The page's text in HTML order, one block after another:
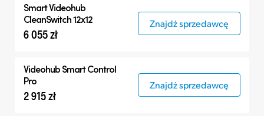
Smart Videohub
CleanSwitch 12x12
6 055 zł
Znajdź sprzedawcę
Videohub Smart Control
Pro
2 915 zł
Znajdź sprzedawcę